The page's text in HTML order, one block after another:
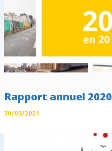
Rapport annuel 2020
30/03/2021